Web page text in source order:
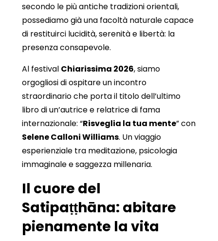
secondo le più antiche tradizioni orientali,
possediamo già una facoltà naturale capace
di restituirci lucidità, serenità e libertà: la
presenza consapevole.
Al festival Chiarissima 2026, siamo
orgogliosi di ospitare un incontro
straordinario che porta il titolo dell’ultimo
libro di un’autrice e relatrice di fama
internazionale: “Risveglia la tua mente” con
Selene Calloni Williams. Un viaggio
esperienziale tra meditazione, psicologia
immaginale e saggezza millenaria.
Il cuore del
Satipaṭṭhāna: abitare
pienamente la vita